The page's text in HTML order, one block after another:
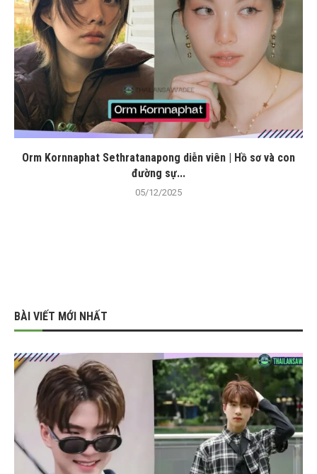
Orm Kornnaphat Sethratanapong diễn viên | Hồ sơ và con
đường sự...
05/12/2025
BÀI VIẾT MỚI NHẤT